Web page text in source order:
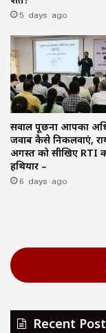
5 days ago
सवाल पूछना आपका
जवाब कैसे निकलवाएं,
अगस्त को सीखिए RTI
हथियार –
6 days ago
Recent